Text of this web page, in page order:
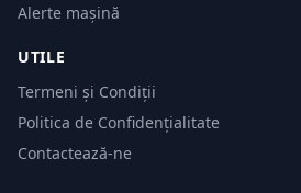
Alerte mașină
UTILE
Termeni și Condiții
Politica de Confidențialitate
Contactează-ne